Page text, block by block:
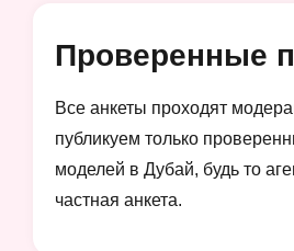
Проверенные
Все анкеты проходят
публикуем только
моделей в Дубай, будь то
частная анкета.